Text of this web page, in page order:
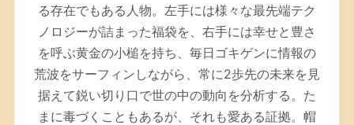
る存在でもある人物。左手には様々な最先端テク
ノロジーが詰まった福袋を、右手には幸せと豊さ
を呼ぶ黄金の小槌を持ち、毎日ゴキゲンに情報の
荒波をサーフィンしながら、常に2歩先の未来を見
据えて鋭い切り口で世の中の動向を分析する。た
まに毒づくこともあるが、それも愛ある証拠。帽